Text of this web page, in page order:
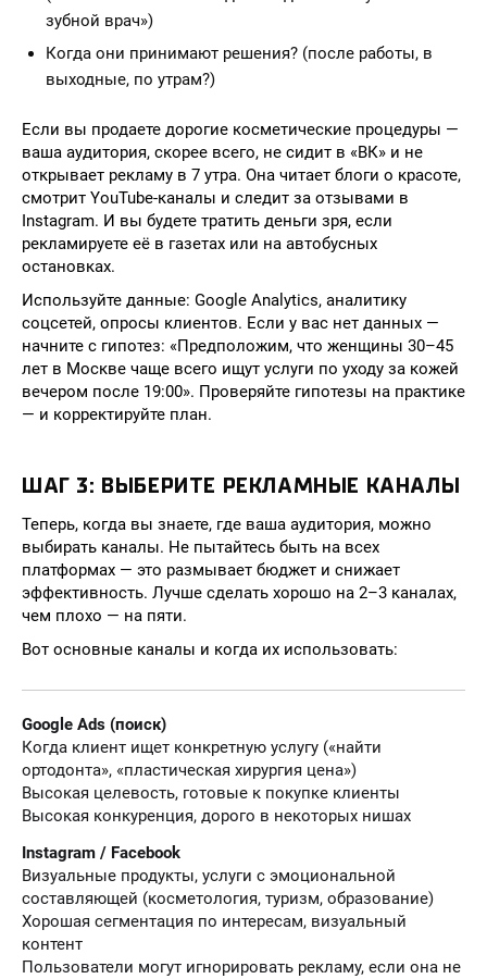
зубной врач»)
Когда они принимают решения? (после работы, в
выходные, по утрам?)
Если вы продаете дорогие косметические процедуры —
ваша аудитория, скорее всего, не сидит в «ВК» и не
открывает рекламу в 7 утра. Она читает блоги о красоте,
смотрит YouTube-каналы и следит за отзывами в
Instagram. И вы будете тратить деньги зря, если
рекламируете её в газетах или на автобусных
остановках.
Используйте данные: Google Analytics, аналитику
соцсетей, опросы клиентов. Если у вас нет данных —
начните с гипотез: «Предположим, что женщины 30–45
лет в Москве чаще всего ищут услуги по уходу за кожей
вечером после 19:00». Проверяйте гипотезы на практике
— и корректируйте план.
ШАГ 3: ВЫБЕРИТЕ РЕКЛАМНЫЕ КАНАЛЫ
Теперь, когда вы знаете, где ваша аудитория, можно
выбирать каналы. Не пытайтесь быть на всех
платформах — это размывает бюджет и снижает
эффективность. Лучше сделать хорошо на 2–3 каналах,
чем плохо — на пяти.
Вот основные каналы и когда их использовать:
Google Ads (поиск)
Когда клиент ищет конкретную услугу («найти
ортодонта», «пластическая хирургия цена»)
Высокая целевость, готовые к покупке клиенты
Высокая конкуренция, дорого в некоторых нишах
Instagram / Facebook
Визуальные продукты, услуги с эмоциональной
составляющей (косметология, туризм, образование)
Хорошая сегментация по интересам, визуальный
контент
Пользователи могут игнорировать рекламу, если она не